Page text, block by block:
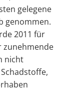
gelegene
genommen.
2011 für
zunehmende
nicht